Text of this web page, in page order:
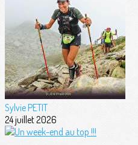
Sylvie PETIT
24 juillet 2026